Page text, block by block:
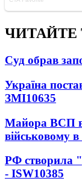
ЧИТАЙТЕ
Суд обрав
Україна
ЗМІ10635
Майора ВСП
військовому
РФ створила
- ISW10385